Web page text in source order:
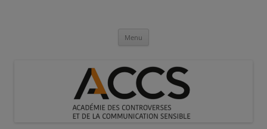
Communication Sensible
Menu